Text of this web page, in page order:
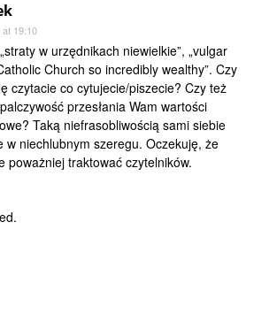
19:10
w urzędnikach niewielkie”, „vulgar
Church so incredibly wealthy”. Czy
czytacie co cytujecie/piszecie? Czy też
przesłania Wam wartości
Taką niefrasobliwością sami siebie
w niechlubnym szeregu. Oczekuję, że
poważniej traktować czytelników.